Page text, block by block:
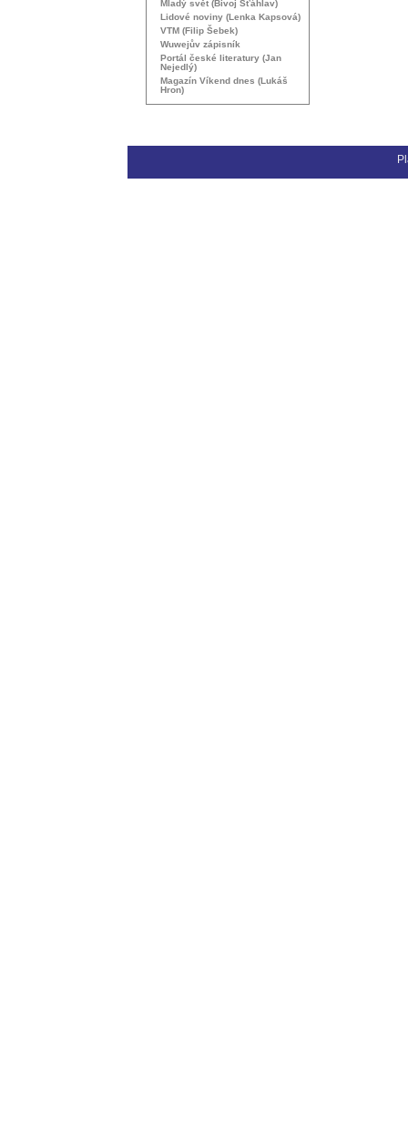
Mladý svět (Bivoj Šťáhlav)
Lidové noviny (Lenka Kapsová)
VTM (Filip Šebek)
Wuwejův zápisník
Portál české literatury (Jan
Nejedlý)
Magazín Víkend dnes (Lukáš
Hron)